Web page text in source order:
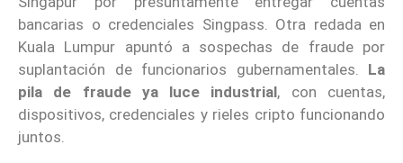
bancarias o credenciales Singpass. Otra redada en
Kuala Lumpur apuntó a sospechas de fraude por
suplantación de funcionarios gubernamentales. La
pila de fraude ya luce industrial, con cuentas,
dispositivos, credenciales y rieles cripto funcionando
juntos.